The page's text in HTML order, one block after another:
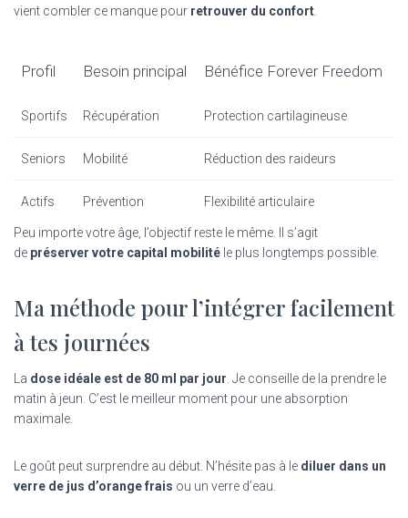
vient combler ce manque pour retrouver du confort.
Profil Besoin principal Bénéfice Forever Freedom
Sportifs Récupération Protection cartilagineuse
Seniors Mobilité Réduction des raideurs
Actifs Prévention Flexibilité articulaire
Peu importe votre âge, l’objectif reste le même. Il s’agit
de préserver votre capital mobilité le plus longtemps possible.
Ma méthode pour l’intégrer facilement
à tes journées
La dose idéale est de 80 ml par jour. Je conseille de la prendre le
matin à jeun. C’est le meilleur moment pour une absorption
maximale.
Le goût peut surprendre au début. N’hésite pas à le diluer dans un
verre de jus d’orange frais ou un verre d’eau.